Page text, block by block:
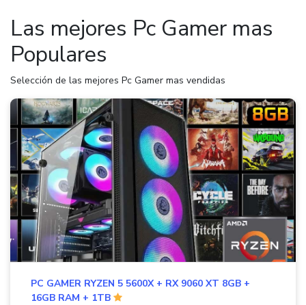
Las mejores Pc Gamer mas
Populares
Selección de las mejores Pc Gamer mas vendidas
PC GAMER RYZEN 5 5600X + RX 9060 XT 8GB +
16GB RAM + 1TB